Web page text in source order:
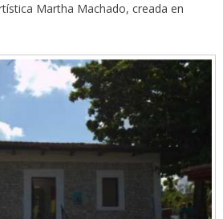
Martha Machado, creada en